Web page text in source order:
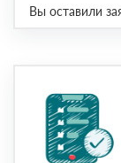
Вы оставили